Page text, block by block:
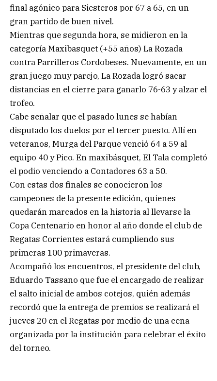
final agónico para Siesteros por 67 a 65, en un
gran partido de buen nivel.
Mientras que segunda hora, se midieron en la
categoría Maxibasquet (+55 años) La Rozada
contra Parrilleros Cordobeses. Nuevamente, en un
gran juego muy parejo, La Rozada logró sacar
distancias en el cierre para ganarlo 76-63 y alzar el
trofeo.
Cabe señalar que el pasado lunes se habían
disputado los duelos por el tercer puesto. Allí en
veteranos, Murga del Parque venció 64 a 59 al
equipo 40 y Pico. En maxibásquet, El Tala completó
el podio venciendo a Contadores 63 a 50.
Con estas dos finales se conocieron los
campeones de la presente edición, quienes
quedarán marcados en la historia al llevarse la
Copa Centenario en honor al año donde el club de
Regatas Corrientes estará cumpliendo sus
primeras 100 primaveras.
Acompañó los encuentros, el presidente del club,
Eduardo Tassano que fue el encargado de realizar
el salto inicial de ambos cotejos, quién además
recordó que la entrega de premios se realizará el
jueves 20 en el Regatas por medio de una cena
organizada por la institución para celebrar el éxito
del torneo.